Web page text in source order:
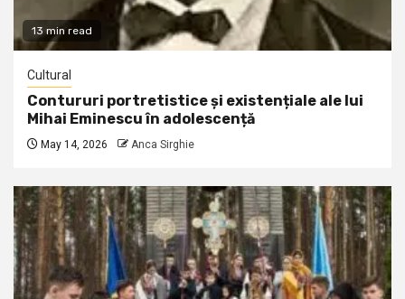
13 min read
Cultural
Contururi portretistice și existențiale ale lui
Mihai Eminescu în adolescență
May 14, 2026 Anca Sirghie